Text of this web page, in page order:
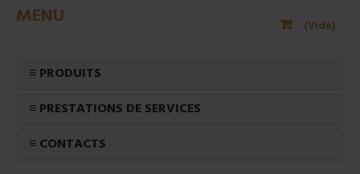
(Vide)
MENU
≡ PRODUITS
≡ PRESTATIONS DE SERVICES
≡ CONTACTS